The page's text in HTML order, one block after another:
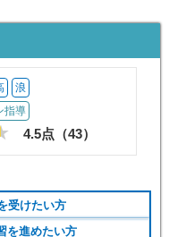
浪
指導
4.5点（
受けたい方
進めたい方